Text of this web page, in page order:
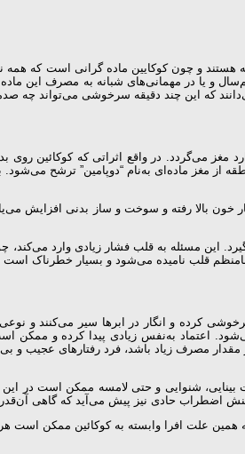
نشان می‌دهند که بیشترین گروه مصرف‌کننده کوکائین جوانان ۱۸ تا ۲۵
و یا در مهمانی‌های شبانه به مصرف این
که این چند دقیقه سرخوشی می‌تواند چه
می‌گردد. در واقع اثراتی که کوکائین
مغز ماده‌ای به‌نام “دوپامین” ترشح می‌شود.
رفته و سوخت و ساز بدنی افزایش
مسئله به قلب فشار زیادی وارد می‌کند،
قلب نامیده می‌شود و بسیار خطرناک
کرده و انگار در ابرها سیر
اعتماد به‌نفس زیادی پیدا کرده و ممکن
مصرف زیاد باشد، فرد رفتارهای عجیب
شنوایی و حتی لامسه ممکن است در
اضطراب حادی نیز پیش می‌آید که گاهی